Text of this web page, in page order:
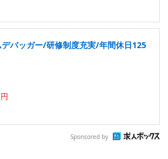
バッガー/研修制度充実/年間休日125
Sponsored by